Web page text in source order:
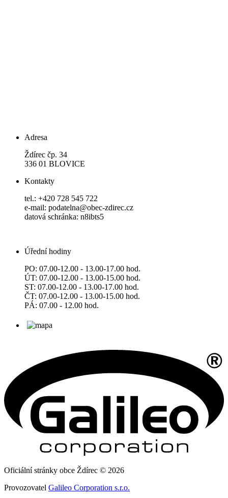
Adresa
Ždírec čp. 34
336 01 BLOVICE
Kontakty
tel.: +420 728 545 722
e-mail: podatelna@obec-zdirec.cz
datová schránka: n8ibts5
Úřední hodiny
PO: 07.00-12.00 - 13.00-17.00 hod.
ÚT: 07.00-12.00 - 13.00-15.00 hod.
ST: 07.00-12.00 - 13.00-17.00 hod.
ČT: 07.00-12.00 - 13.00-15.00 hod.
PÁ: 07.00 - 12.00 hod.
Oficiální stránky obce Ždírec © 2026
Provozovatel Galileo Corporation s.r.o.